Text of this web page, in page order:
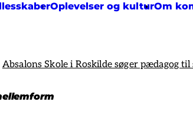
Oplevelser og kulturOm
Absalons Skole i Roskilde søger pædagog